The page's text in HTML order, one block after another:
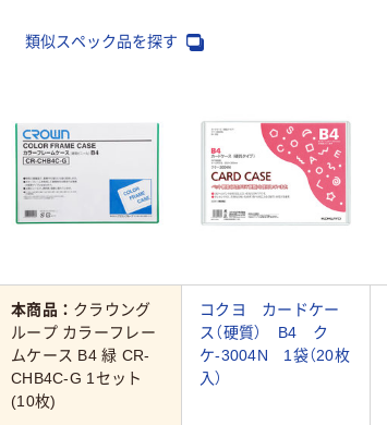
類似スペック品を探す
本商品： クラウング
ループ カラーフレー
ムケース B4 緑 CR-
CHB4C-G 1セット
(10枚)
コクヨ カードケー
ス（硬質） B4 ク
ケ-3004N 1袋（20枚
入）